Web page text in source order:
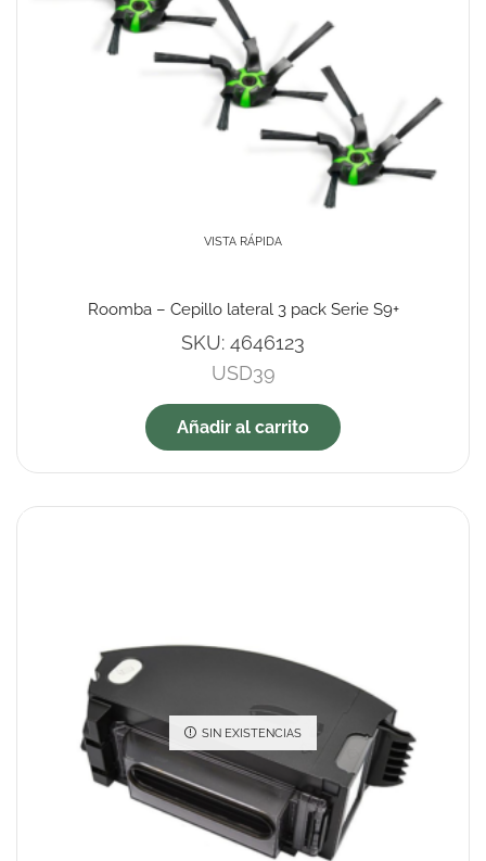
VISTA RÁPIDA
Roomba – Cepillo lateral 3 pack Serie S9+
SKU: 4646123
USD39
Añadir al carrito
SIN EXISTENCIAS